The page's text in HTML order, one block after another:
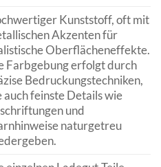
Kunststoff, oft mit
Akzenten für
Oberflächeneffekte.
Farbgebung erfolgt durch
Bedruckungstechniken,
auch feinste Details wie
und
naturgetreu